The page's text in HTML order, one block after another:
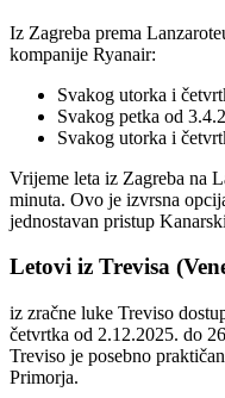
Iz Zagreba prema
kompanije Ryanair:
Svakog utorka i
Svakog petka od
Svakog utorka i
Vrijeme leta iz Zagreba na
minuta. Ovo je izvrsna
jednostavan pristup
Letovi iz Trevisa
iz zračne luke Treviso
četvrtka od 2.12.2025. do
Treviso je posebno
Primorja.